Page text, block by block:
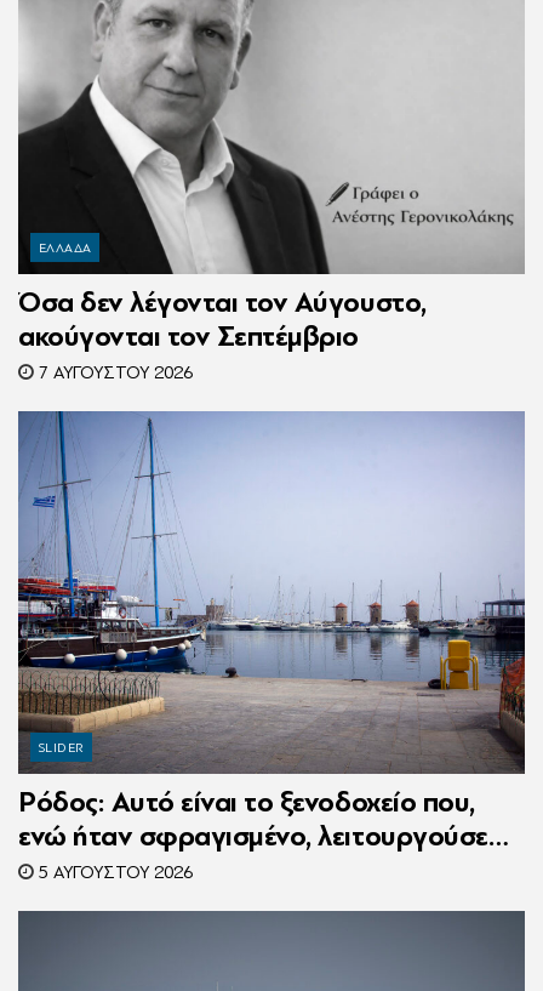
ΕΛΛΑΔΑ
Όσα δεν λέγονται τον Αύγουστο,
ακούγονται τον Σεπτέμβριο
7 ΑΥΓΟΎΣΤΟΥ 2026
SLIDER
Ρόδος: Αυτό είναι το ξενοδοχείο που,
ενώ ήταν σφραγισμένο, λειτουργούσε
κανονικά με 216 πελάτες – Συνελήφθη η
συνιδιοκτήτρια
5 ΑΥΓΟΎΣΤΟΥ 2026